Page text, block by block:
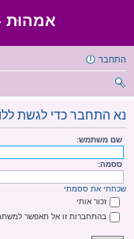
אמהוּת
התחבר
ש
נא התחבר כדי לגשת
שם משתמש:
ססמה:
שכחתי את ססמתי
זכור אותי
בהתחברות זו אל תאפשר